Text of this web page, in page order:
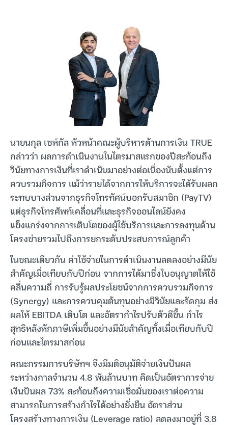
นายนกุล เซห์กัล หัวหน้าคณะผู้บริหารด้านการเงิน TRUE
กล่าวว่า ผลการดำเนินงานในไตรมาสแรกของปีสะท้อนถึง
วินัยทางการเงินที่เราดำเนินมาอย่างต่อเนื่องนับตั้งแต่การ
ควบรวมกิจการ แม้ว่ารายได้จากการให้บริการจะได้รับผลก
ระทบบางส่วนจากธุรกิจโทรทัศน์บอกรับสมาชิก (PayTV)
แต่ธุรกิจโทรศัพท์เคลื่อนที่และธุรกิจออนไลน์ยังคง
แข็งแกร่งจากการเติบโตของผู้ใช้บริการและการลงทุนด้าน
โครงข่ายรวมไปถึงการยกระดับประสบการณ์ลูกค้า
ในขณะเดียวกัน ค่าใช้จ่ายในการดำเนินงานลดลงอย่างมีนัย
สำคัญเมื่อเทียบกับปีก่อน จากการได้มาซึ่งใบอนุญาตให้ใช้
คลื่นความถี่ การรับรู้ผลประโยชน์จากการควบรวมกิจการ
(Synergy) และการควบคุมต้นทุนอย่างมีวินัยและรัดกุม ส่ง
ผลให้ EBITDA เติบโต และอัตรากำไรปรับตัวดีขึ้น กำไร
สุทธิหลังหักภาษีเพิ่มขึ้นอย่างมีนัยสำคัญทั้งเมื่อเทียบกับปี
ก่อนและไตรมาสก่อน
คณะกรรมการบริษัทฯ จึงมีมติอนุมัติจ่ายเงินปันผล
ระหว่างกาลจำนวน 4.8 พันล้านบาท คิดเป็นอัตราการจ่าย
เงินปันผล 73% สะท้อนถึงความเชื่อมั่นของเราต่อความ
สามารถในการสร้างกำไรได้อย่างยั่งยืน อัตราส่วน
โครงสร้างทางการเงิน (Leverage ratio) ลดลงมาอยู่ที่ 3.8